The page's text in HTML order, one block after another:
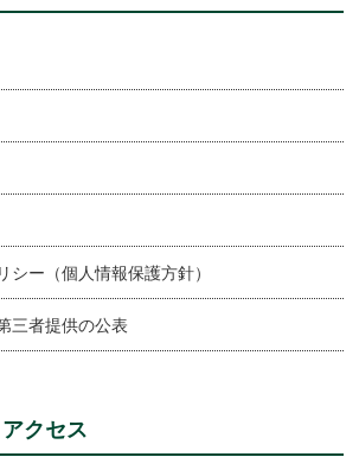
シー（個人情報保護方針）
三者提供の公表
クセス